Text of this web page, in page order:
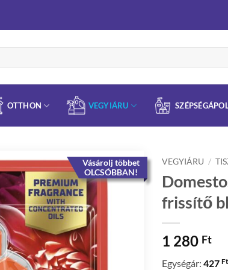
OTTHON VEGYIÁRU
Vásárolj többet
OLCSÓBBAN!
VEGYIÁRU /
frissítő
1 280 Ft
Egységár: 427 Ft